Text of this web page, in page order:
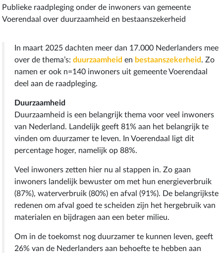
Publieke raadpleging onder de inwoners van gemeente
Voerendaal over duurzaamheid en bestaanszekerheid
In maart 2025 dachten meer dan 17.000 Nederlanders mee
over de thema’s:duurzaamheid en bestaanszekerheid. Zo
namen er ook n=140 inwoners uit gemeente Voerendaal
deel aan de raadpleging.
Duurzaamheid
Duurzaamheid is een belangrijk thema voor veel inwoners
van Nederland. Landelijk geeft 81% aan het belangrijk te
vinden om duurzamer te leven. In Voerendaal ligt dit
percentage hoger, namelijk op 88%.
Veel inwoners zetten hier nu al stappen in. Zo gaan
inwoners landelijk bewuster om met hun energieverbruik
(87%), waterverbruik (80%) en afval (91%). De belangrijkste
redenen om afval goed te scheiden zijn het hergebruik van
materialen en bijdragen aan een beter milieu.
Om in de toekomst nog duurzamer te kunnen leven, geeft
26% van de Nederlanders aan behoefte te hebben aan